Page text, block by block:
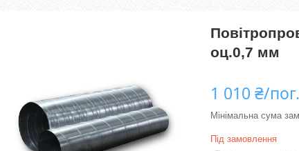
оц.0,7 мм
1 010 ₴/
Мінімальна сума
Під замовлення